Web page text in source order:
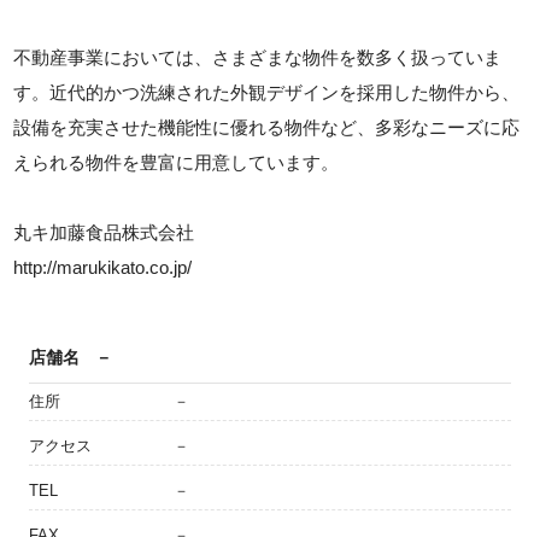
不動産事業においては、さまざまな物件を数多く扱っていま
す。近代的かつ洗練された外観デザインを採用した物件から、
設備を充実させた機能性に優れる物件など、多彩なニーズに応
えられる物件を豊富に用意しています。
丸キ加藤食品株式会社
http://marukikato.co.jp/
店舗名 －
住所 －
アクセス －
TEL －